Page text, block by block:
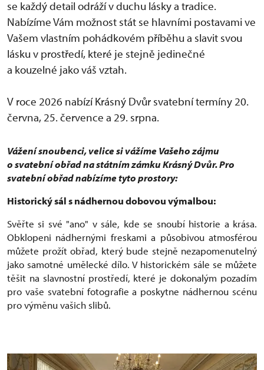
se každý detail odráží v duchu lásky a tradice.
Nabízíme Vám možnost stát se hlavními postavami ve
Vašem vlastním pohádkovém příběhu a slavit svou
lásku v prostředí, které je stejně jedinečné
a kouzelné jako váš vztah.
V roce 2026 nabízí Krásný Dvůr svatební termíny 20.
června, 25. července a 29. srpna.
Vážení snoubenci, velice si vážíme Vašeho zájmu
o svatební obřad na státním zámku Krásný Dvůr. Pro
svatební obřad nabízíme tyto prostory:
Historický sál s nádhernou dobovou výmalbou:
Svěřte si své "ano" v sále, kde se snoubí historie a krása.
Obklopeni nádhernými freskami a působivou atmosférou
můžete prožít obřad, který bude stejně nezapomenutelný
jako samotné umělecké dílo. V historickém sále se můžete
těšit na slavnostní prostředí, které je dokonalým pozadím
pro vaše svatební fotografie a poskytne nádhernou scénu
pro výměnu vašich slibů.